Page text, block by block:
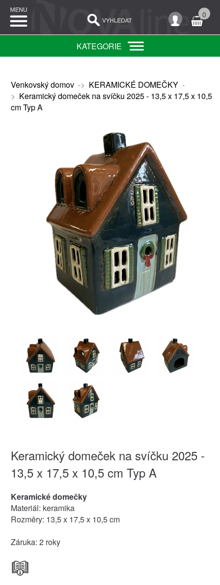
0
KATEGORIE
Venkovský domov-> KERAMICKÉ DOMEČKY-
> Keramický domeček na svíčku 2025 - 13,5 x 17,5 x 10,5
cm Typ A
Keramický domeček na svíčku 2025 -
13,5 x 17,5 x 10,5 cm Typ A
Keramické domečky
Materiál: keramika
Rozměry: 13,5 x 17,5 x 10,5 cm
Záruka: 2 roky